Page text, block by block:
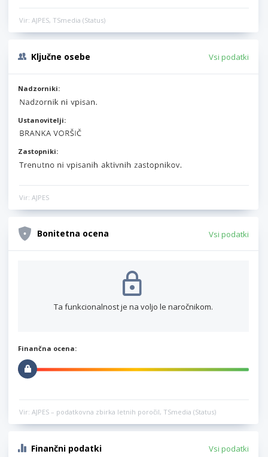
Vir: AJPES, TSmedia (Status)
Ključne osebe Vsi podatki
Nadzorniki:
Ustanovitelji:
Zastopniki:
Vir: AJPES
Bonitetna ocena Vsi podatki
Ta funkcionalnost je na voljo le naročnikom.
Finančna ocena:
Vir: AJPES – podatkovna zbirka letnih poročil, TSmedia (Status)
Finančni podatki Vsi podatki